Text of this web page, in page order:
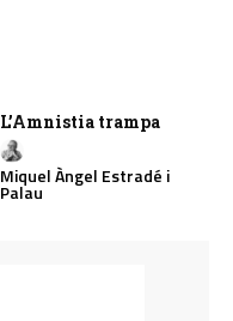
L’Amnistia trampa
Miquel Àngel Estradé i
Palau